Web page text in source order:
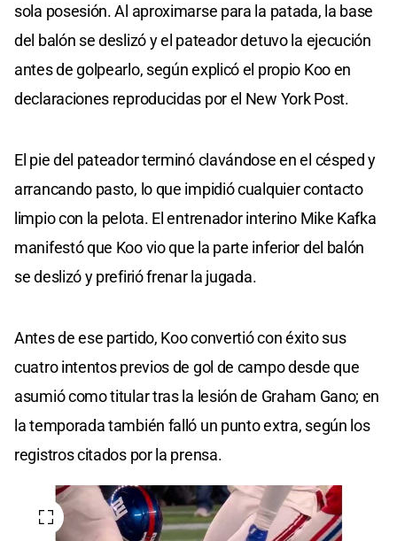
sola posesión. Al aproximarse para la patada, la base
del balón se deslizó y el pateador detuvo la ejecución
antes de golpearlo, según explicó el propio Koo en
declaraciones reproducidas por el New York Post.
El pie del pateador terminó clavándose en el césped y
arrancando pasto, lo que impidió cualquier contacto
limpio con la pelota. El entrenador interino Mike Kafka
manifestó que Koo vio que la parte inferior del balón
se deslizó y prefirió frenar la jugada.
Antes de ese partido, Koo convertió con éxito sus
cuatro intentos previos de gol de campo desde que
asumió como titular tras la lesión de Graham Gano; en
la temporada también falló un punto extra, según los
registros citados por la prensa.